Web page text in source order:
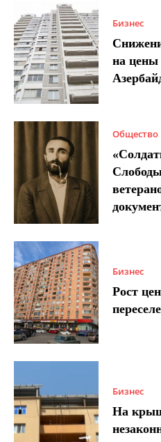
Бизнес
на цены
Общество
Бизнес
Рост
Бизнес
На